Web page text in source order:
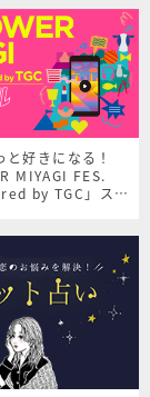
と好きになる！
MIYAGI FES.
by TGC」スペ